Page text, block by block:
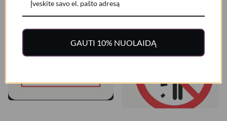
Ženklas „Neužstatyti įvažiavimo“
€ 2,50
1 vnt. be PVM nuo
Rinktis
GAUTI 10% NUOLAIDĄ